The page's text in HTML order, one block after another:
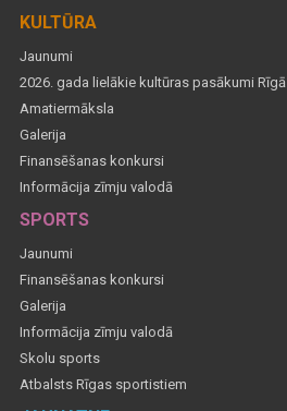
KULTŪRA
Jaunumi
2026. gada lielākie kultūras pasākumi Rīgā
Amatiermāksla
Galerija
Finansēšanas konkursi
Informācija zīmju valodā
SPORTS
Jaunumi
Finansēšanas konkursi
Galerija
Informācija zīmju valodā
Skolu sports
Atbalsts Rīgas sportistiem